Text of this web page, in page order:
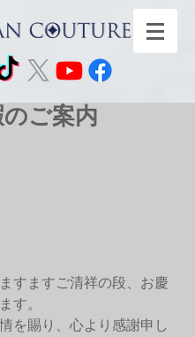
ご案内
すますご清祥の段、お慶
す。
を賜り、心より感謝申し